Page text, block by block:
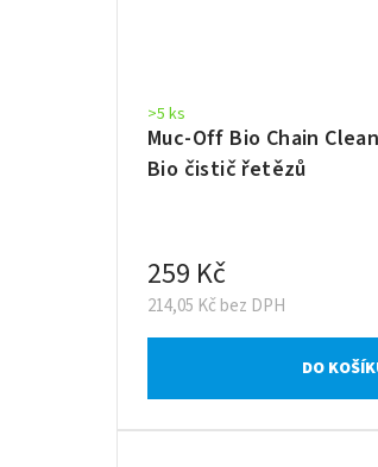
Muc-Off Bio Chain
Bio čistič řetězů
>5 ks
214,05 Kč bez DPH
259 Kč
DO